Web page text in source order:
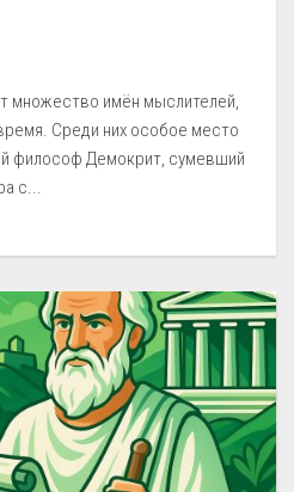
множество имён мыслителей,
Среди них особое место
философ Демокрит, сумевший
с...